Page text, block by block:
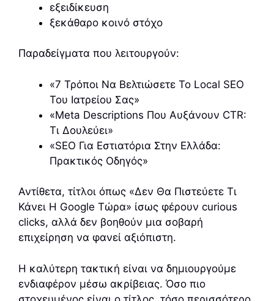
εξειδίκευση
ξεκάθαρο κοινό στόχο
Παραδείγματα που λειτουργούν:
«7 Τρόποι Να Βελτιώσετε Το Local SEO
Του Ιατρείου Σας»
«Meta Descriptions Που Αυξάνουν CTR:
Τι Δουλεύει»
«SEO Για Εστιατόρια Στην Ελλάδα:
Πρακτικός Οδηγός»
Αντίθετα, τίτλοι όπως «Δεν Θα Πιστεύετε Τι
Κάνει Η Google Τώρα» ίσως φέρουν curious
clicks, αλλά δεν βοηθούν μια σοβαρή
επιχείρηση να φανεί αξιόπιστη.
Η καλύτερη τακτική είναι να δημιουργούμε
ενδιαφέρον μέσω ακρίβειας. Όσο πιο